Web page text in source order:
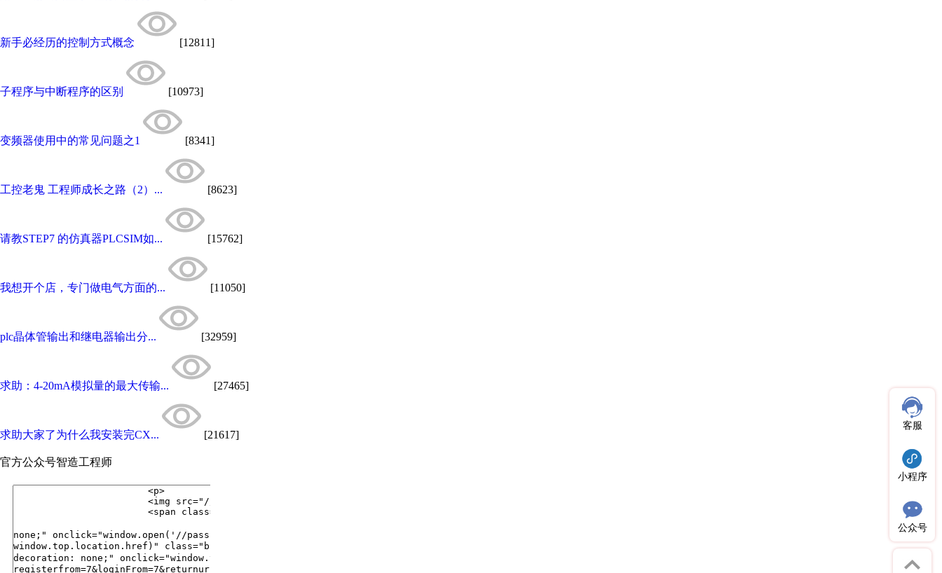
新手必经历的控制方式概念 [12811]
子程序与中断程序的区别 [10973]
变频器使用中的常见问题之1 [8341]
工控老鬼 工程师成长之路（2）... [8623]
请教STEP7 的仿真器PLCSIM如... [15762]
我想开个店，专门做电气方面的... [11050]
plc晶体管输出和继电器输出分... [32959]
求助：4-20mA模拟量的最大传输... [27465]
求助大家了为什么我安装完CX... [21617]
官方公众号智造工程师
客服
小程序
公众号